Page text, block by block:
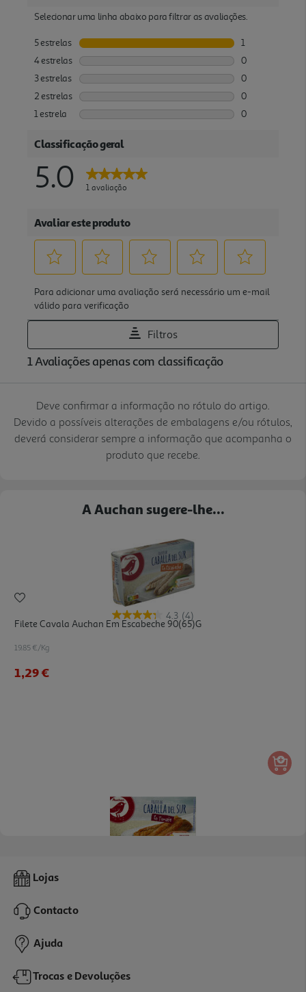
Deve confirmar a informação no rótulo do artigo.
Devido a possíveis alterações de embalagens e/ou rótulos,
deverá considerar sempre a informação que acompanha o
produto que recebe.
A Auchan sugere-lhe...
4.3 (4)
Filete Cavala Auchan Em Escabeche 90(65)g
19.85 €/Kg
1,29 €
Filete Cavala Auchan Tomate 90(65)g
1,29 €
Lojas
Contacto
Ajuda
Trocas e Devoluções